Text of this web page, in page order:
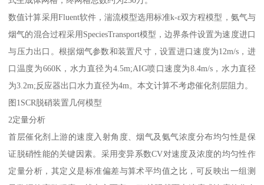
数值计算采用Fluent软件，湍流模型选用标准k-ε双方程模型，氨气与
烟气的混合过程采用SpeciesTransport模型，边界条件设置为速度进口
与压力出口。根据烟气参数和装置尺寸，设置进口速度为12m/s，进
口温度为660K，水力直径为4.5m;AIG喷口速度为8.4m/s，水力直径
为3.2m;反应器出口水力直径为4m。本文计算不考虑催化剂层阻力。
图1SCR脱硝装置几何模型
2定量分析
首层催化剂上游的速度入射角度、烟气及氨气浓度分布均匀性是保
证脱硝性能的关键因素。采用变异系数CV对速度及浓度的均匀性作
定量分析，其定义是标准偏差与算术平均值之比，可反映出一组测